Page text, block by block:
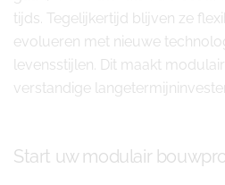
tijds. Tegelijkertijd blijven ze
evolueren met nieuwe
levensstijlen. Dit maakt
verstandige
Start uw modulair